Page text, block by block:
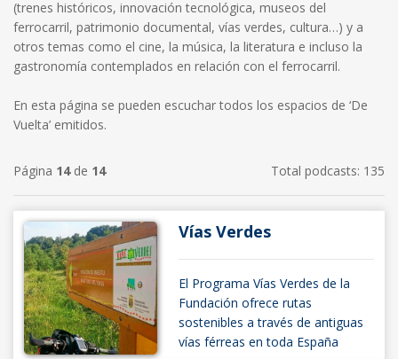
(trenes históricos, innovación tecnológica, museos del
ferrocarril, patrimonio documental, vías verdes, cultura…) y a
otros temas como el cine, la música, la literatura e incluso la
gastronomía contemplados en relación con el ferrocarril.
En esta página se pueden escuchar todos los espacios de ‘De
Vuelta’ emitidos.
Página 14de 14 Total podcasts: 135
Vías Verdes
El Programa Vías Verdes de la
Fundación ofrece rutas
sostenibles a través de antiguas
vías férreas en toda España